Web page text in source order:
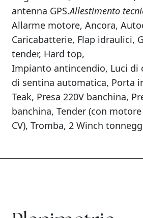
antenna GPS.Allestimento
Allarme motore, Ancora,
Caricabatterie, Flap idraulici,
tender, Hard top,
Impianto antincendio, Luci di
di sentina automatica, Porta
Teak, Presa 220V banchina,
banchina, Tender (con
CV), Tromba, 2 Winch